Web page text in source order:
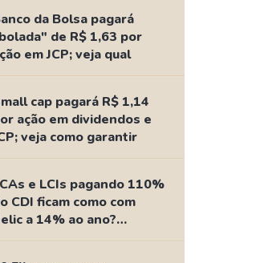
Ações Mais Buscadas
do Iniciante
da Bolsa pagará
de R$ 1,63 por
em JCP; veja qual
cap pagará R$ 1,14
ação em dividendos e
veja como garantir
e LCIs pagando 110%
CDI ficam como com
a 14% ao ano?
as contas